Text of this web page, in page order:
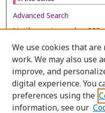
Advanced Search
Notify me via email orRSS
Browse
Collections
Disciplines
Authors
We use cookies that
work. We may also use
improve, and
digital experience. You
preferences using the
information, see our